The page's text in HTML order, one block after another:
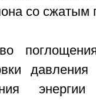
со сжатым